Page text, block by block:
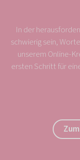
In der
schwierig sein,
unserem Online-
ersten Schritt für